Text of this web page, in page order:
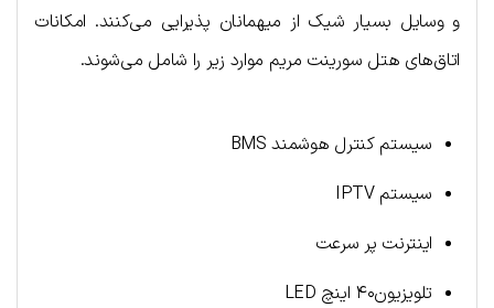
و وسایل بسیار شیک از میهمانان پذیرایی می‌کنند. امکانات
اتاق‌های هتل سورینت مریم موارد زیر را شامل می‌شوند.
سیستم کنترل هوشمند BMS
سیستم IPTV
اینترنت پر سرعت
تلویزیون۴۰ اینچ LED